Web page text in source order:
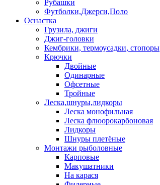
Рубашки
Футболки,Джерси,Поло
Оснастка
Грузила, джиги
Джиг-головки
Кембрики, термоусадки, стопоры
Крючки
Двойные
Одинарные
Офсетные
Тройные
Леска,шнуры,лидкоры
Леска монофильная
Леска флюорокарбоновая
Лидкоры
Шнуры плетёные
Монтажи рыболовные
Карповые
Макушатники
На карася